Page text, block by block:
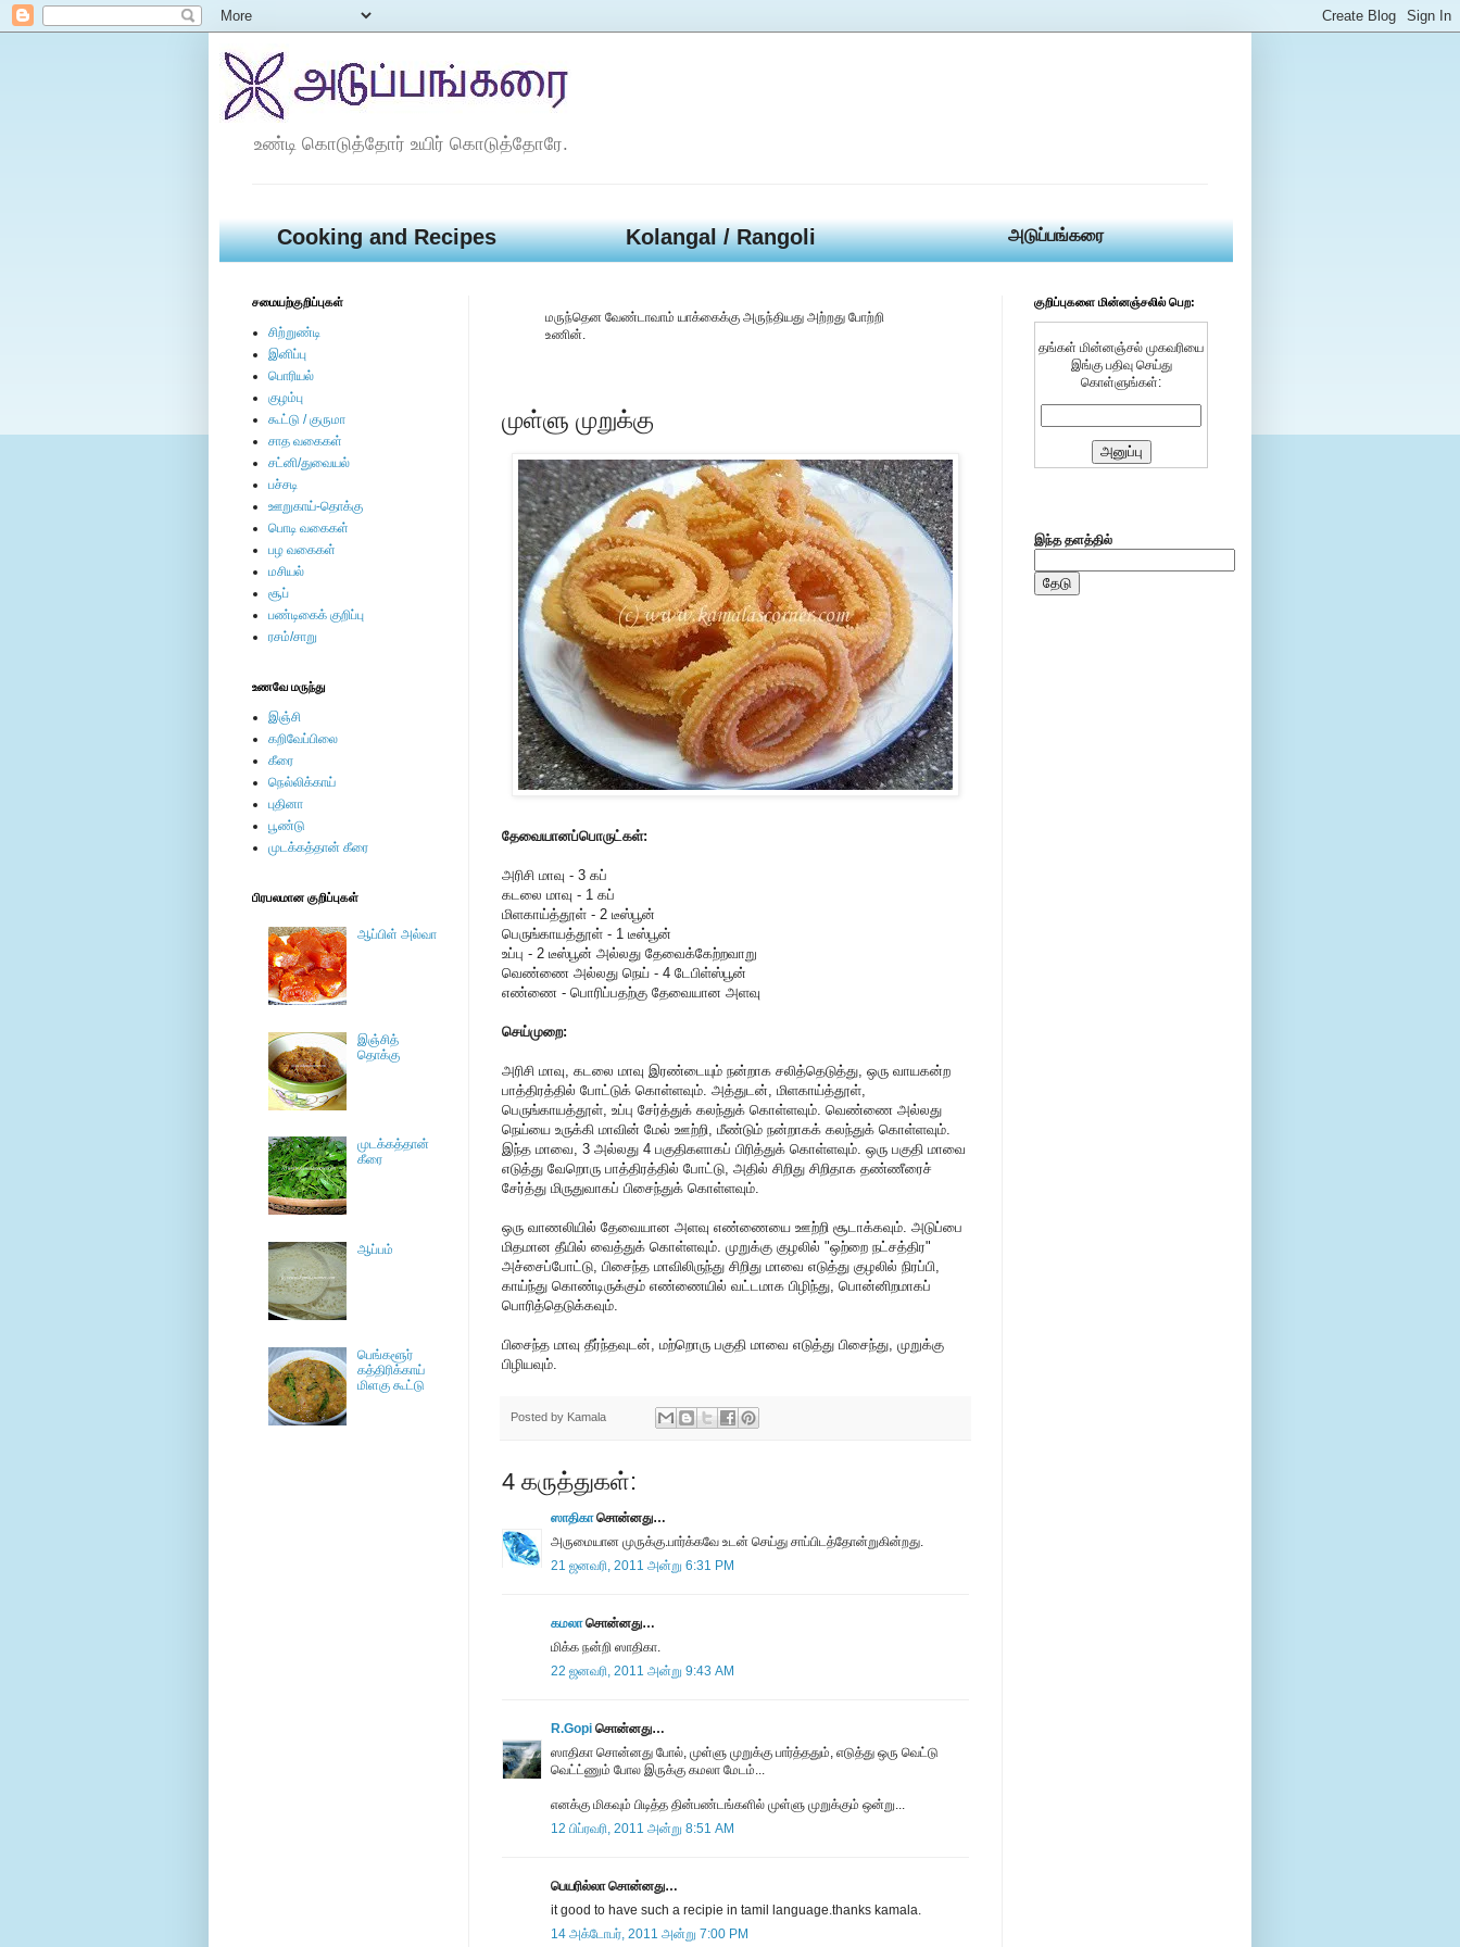
உண்டி கொடுத்தோர் உயிர் கொடுத்தோரே.
Cooking and Recipes Kolangal / Rangoli அடுப்பங்கரை
மருந்தென வேண்டாவாம் யாக்கைக்கு அருந்தியது அற்றது போற்றி
உணின்.
முள்ளு முறுக்கு
தேவையானப்பொருட்கள்:
அரிசி மாவு - 3 கப்
கடலை மாவு - 1 கப்
மிளகாய்த்தூள் - 2 டீஸ்பூன்
பெருங்காயத்தூள் - 1 டீஸ்பூன்
உப்பு - 2 டீஸ்பூன் அல்லது தேவைக்கேற்றவாறு
வெண்ணை அல்லது நெய் - 4 டேபிள்ஸ்பூன்
எண்ணை - பொரிப்பதற்கு தேவையான அளவு
செய்முறை:
அரிசி மாவு, கடலை மாவு இரண்டையும் நன்றாக சலித்தெடுத்து, ஒரு வாயகன்ற
பாத்திரத்தில் போட்டுக் கொள்ளவும். அத்துடன், மிளகாய்த்தூள்,
பெருங்காயத்தூள், உப்பு சேர்த்துக் கலந்துக் கொள்ளவும். வெண்ணை அல்லது
நெய்யை உருக்கி மாவின் மேல் ஊற்றி, மீண்டும் நன்றாகக் கலந்துக் கொள்ளவும்.
இந்த மாவை, 3 அல்லது 4 பகுதிகளாகப் பிரித்துக் கொள்ளவும். ஒரு பகுதி மாவை
எடுத்து வேறொரு பாத்திரத்தில் போட்டு, அதில் சிறிது சிறிதாக தண்ணீரைச்
சேர்த்து மிருதுவாகப் பிசைந்துக் கொள்ளவும்.
ஒரு வாணலியில் தேவையான அளவு எண்ணையை ஊற்றி சூடாக்கவும். அடுப்பை
மிதமான தீயில் வைத்துக் கொள்ளவும். முறுக்கு குழலில் "ஒற்றை நட்சத்திர"
அச்சைப்போட்டு, பிசைந்த மாவிலிருந்து சிறிது மாவை எடுத்து குழலில் நிரப்பி,
காய்ந்து கொண்டிருக்கும் எண்ணையில் வட்டமாக பிழிந்து, பொன்னிறமாகப்
பொரித்தெடுக்கவும்.
பிசைந்த மாவு தீர்ந்தவுடன், மற்றொரு பகுதி மாவை எடுத்து பிசைந்து, முறுக்கு
பிழியவும்.
Posted by Kamala
4 கருத்துகள்:
ஸாதிகாசொன்னது…
அருமையான முருக்கு.பார்க்கவே உடன் செய்து சாப்பிடத்தோன்றுகின்றது.
21 ஜனவரி, 2011 அன்று 6:31 PM
கமலாசொன்னது…
மிக்க நன்றி ஸாதிகா.
22 ஜனவரி, 2011 அன்று 9:43 AM
R.Gopi சொன்னது…
ஸாதிகா சொன்னது போல், முள்ளு முறுக்கு பார்த்ததும், எடுத்து ஒரு வெட்டு
வெட்ட்ணும் போல இருக்கு கமலா மேடம்...
எனக்கு மிகவும் பிடித்த தின்பண்டங்களில் முள்ளு முறுக்கும் ஒன்று...
12 பிப்ரவரி, 2011 அன்று 8:51 AM
பெயரில்லா சொன்னது…
it good to have such a recipie in tamil language.thanks kamala.
14 அக்டோபர், 2011 அன்று 7:00 PM
சமையற்குறிப்புகள்
சிற்றுண்டி
இனிப்பு
பொரியல்
குழம்பு
கூட்டு / குருமா
சாத வகைகள்
சட்னி/துவையல்
பச்சடி
ஊறுகாய்-தொக்கு
பொடி வகைகள்
பழ வகைகள்
மசியல்
சூப்
பண்டிகைக் குறிப்பு
ரசம்/சாறு
உணவே மருந்து
இஞ்சி
கறிவேப்பிலை
கீரை
நெல்லிக்காய்
புதினா
பூண்டு
முடக்கத்தான் கீரை
பிரபலமான குறிப்புகள்
ஆப்பிள் அல்வா
இஞ்சித்
தொக்கு
முடக்கத்தான்
கீரை
ஆப்பம்
பெங்களூர்
கத்திரிக்காய்
மிளகு கூட்டு
குறிப்புகளை மின்னஞ்சலில் பெற:
தங்கள் மின்னஞ்சல் முகவரியை
இங்கு பதிவு செய்து
கொள்ளுங்கள்:
இந்த தளத்தில்